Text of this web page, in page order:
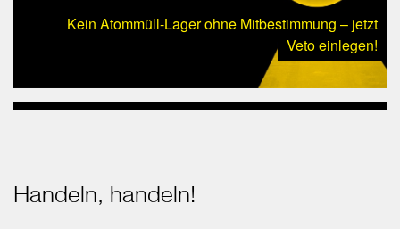
Kein Atommüll-Lager ohne Mitbestimmung – jetzt
Veto einlegen!
Handeln, handeln!